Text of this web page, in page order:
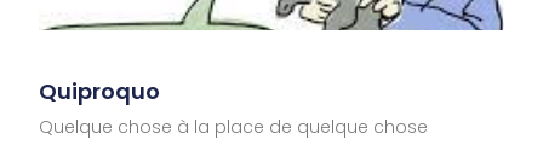
Quiproquo
Quelque chose à la place de quelque chose